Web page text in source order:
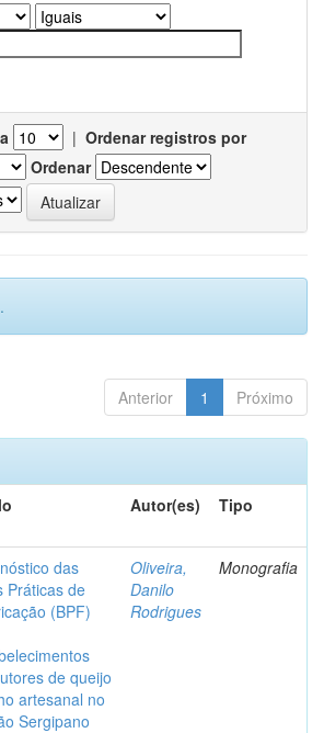
| Ordenar registros por
Ordenar
Anterior 1 Próximo
Autor(es) Tipo
das
Práticas de
(BPF)
de queijo
artesanal no
Sergipano
Oliveira,
Danilo
Rodrigues
Monografia